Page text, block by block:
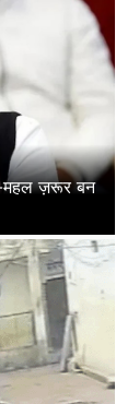
महल ज़रूर बन